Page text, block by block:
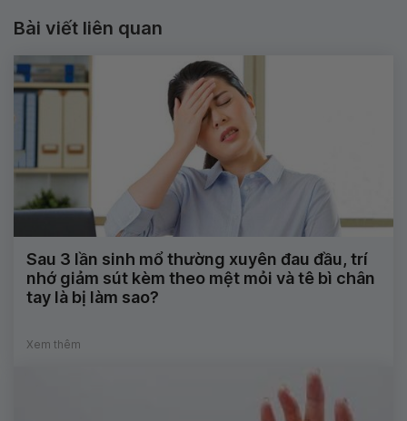
Bài viết liên quan
Sau 3 lần sinh mổ thường xuyên đau đầu, trí
nhớ giảm sút kèm theo mệt mỏi và tê bì chân
tay là bị làm sao?
Xem thêm